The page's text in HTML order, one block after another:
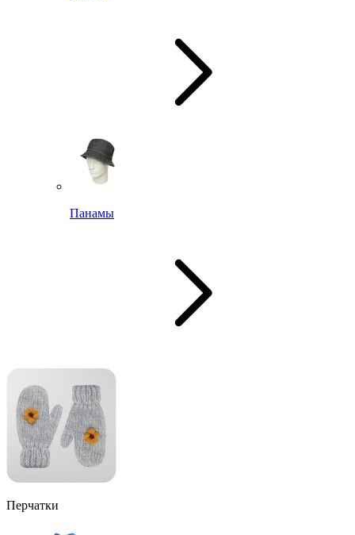
Панамы
Перчатки